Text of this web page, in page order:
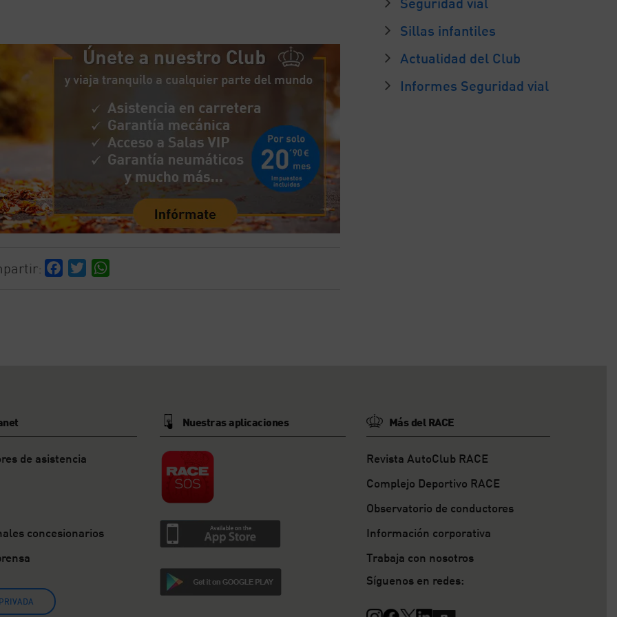
Facebook
Twitter
Sillas infantiles
Actualidad del Club
Informes Seguridad vial
de asistencia
concesionarios
Nuestras aplicaciones Más del RACE
Revista AutoClub RACE
Complejo Deportivo RACE
Observatorio de conductores
Información corporativa
Trabaja con nosotros
Síguenos en redes: